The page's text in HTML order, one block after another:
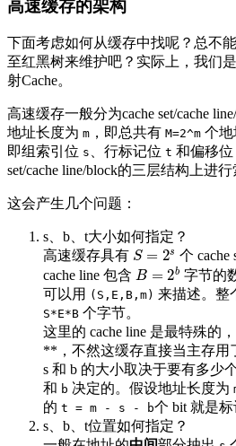
高速缓存的架构
下面考虑如何从缓存中找呢？总不
至红黑树来维护吧？实际上，我们
射Cache。
高速缓存一般分为cache set/cache
地址长度为 m ，即总共有 M=2^m 个地
即组索引位 s 、行标记位 t 和偏移位
set/cache line/block的三层结构上进行
这会产生几个问题：
s、b、t大小如何指定？
高速缓存具有 S = 2s
S=2s
个 cache
cache line 包含 B = 2b
B=2b
字节的
可以用 (S,E,B,m) 来描述。整
S*E*B 个字节。
这里的 cache line 是最特殊的
**，不然这缓存直接当主存用
s 和 b 的大小取决于要有多少
和 b 决定的。假设地址长度为
的 t = m - s - b个 bit 就是标
s、b、t位置如何指定？